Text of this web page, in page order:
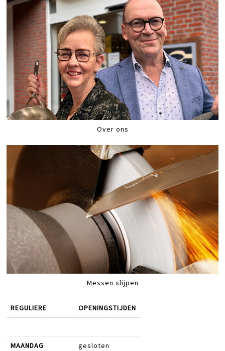
Over ons
Messen slijpen
REGULIERE OPENINGSTIJDEN
MAANDAG gesloten